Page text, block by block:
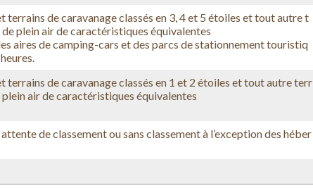
terrains de caravanage classés en 3, 4 et 5 étoiles et tout autre t
plein air de caractéristiques équivalentes
aires de camping-cars et des parcs de stationnement touristiq
terrains de caravanage classés en 1 et 2 étoiles et tout autre terr
plein air de caractéristiques équivalentes
de classement ou sans classement à l’exception des héber